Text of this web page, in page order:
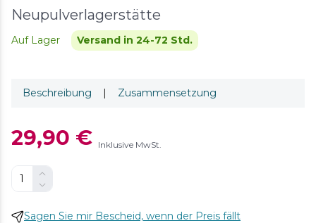
Neupulverlagerstätte
Auf Lager Versand in 24-72 Std.
Beschreibung | Zusammensetzung
29,90 € Inklusive MwSt.
Sagen Sie mir Bescheid, wenn der Preis fällt